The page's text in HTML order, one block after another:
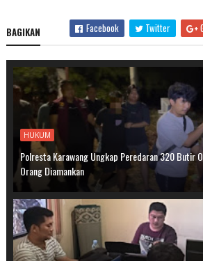
BAGIKAN Facebook Twitter
HUKUM
Polresta Karawang Ungkap Peredaran 320 Butir
Orang Diamankan